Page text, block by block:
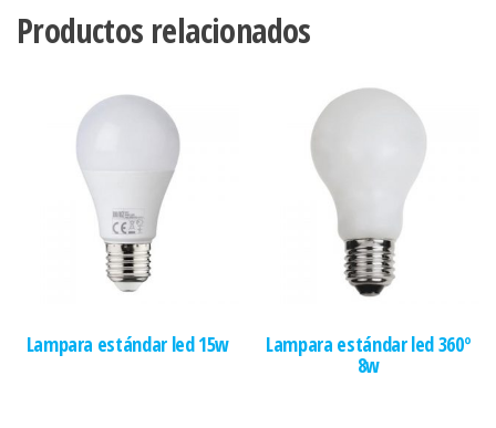
Productos relacionados
Lampara estándar led 15w Lampara estándar led 360º
8w